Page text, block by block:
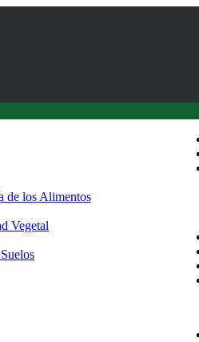
de los Alimentos
Vegetal